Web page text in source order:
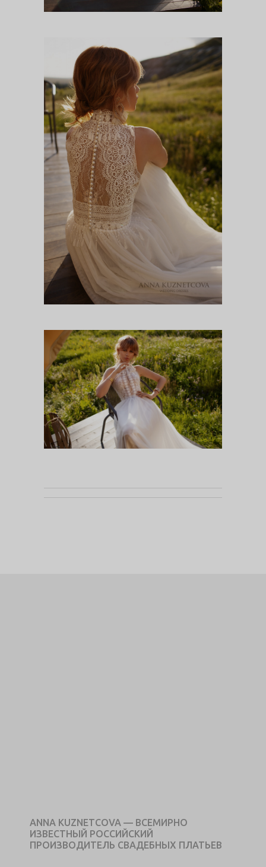
ANNA KUZNETCOVA — ВСЕМИРНО
ИЗВЕСТНЫЙ РОССИЙСКИЙ
ПРОИЗВОДИТЕЛЬ СВАДЕБНЫХ ПЛАТЬЕВ